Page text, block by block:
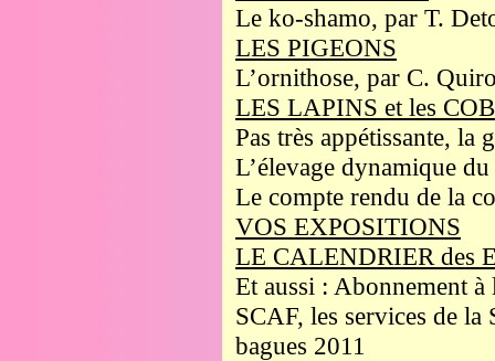
Le ko-shamo, par T.
LES PIGEONS
L’ornithose, par C.
LES LAPINS et les
Pas très appétissante, la
L’élevage dynamique
Le compte rendu de la
VOS EXPOSITIONS
LE CALENDRIER des
Et aussi : Abonnement
SCAF, les services de la
bagues 2011